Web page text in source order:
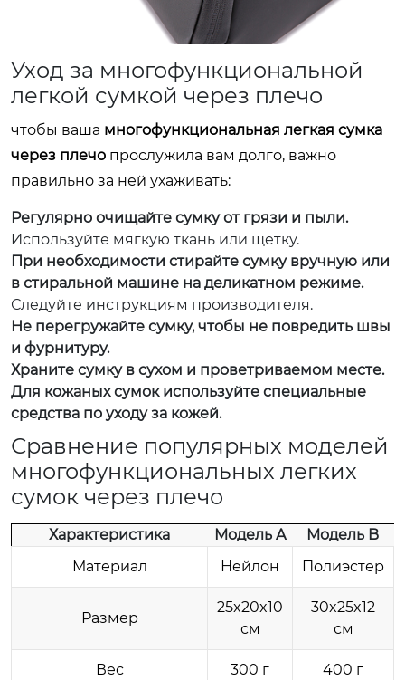
Уход за многофункциональной
легкой сумкой через плечо
чтобы ваша многофункциональная легкая сумка
через плечо прослужила вам долго, важно
правильно за ней ухаживать:
Регулярно очищайте сумку от грязи и пыли.
Используйте мягкую ткань или щетку.
При необходимости стирайте сумку вручную или
в стиральной машине на деликатном режиме.
Следуйте инструкциям производителя.
Не перегружайте сумку, чтобы не повредить швы
и фурнитуру.
Храните сумку в сухом и проветриваемом месте.
Для кожаных сумок используйте специальные
средства по уходу за кожей.
Сравнение популярных моделей
многофункциональных легких
сумок через плечо
Характеристика Модель A Модель B
Материал
Нейлон Полиэстер
Размер
25x20x10
см
30x25x12
см
Вес 300 г 400 г